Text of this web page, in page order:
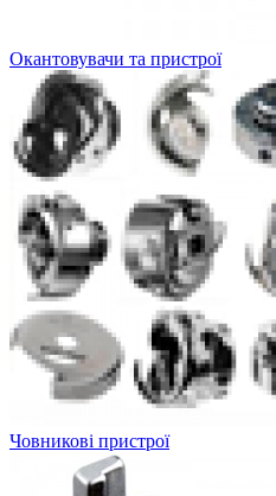
Окантовувачи та пристрої
Човникові пристрої